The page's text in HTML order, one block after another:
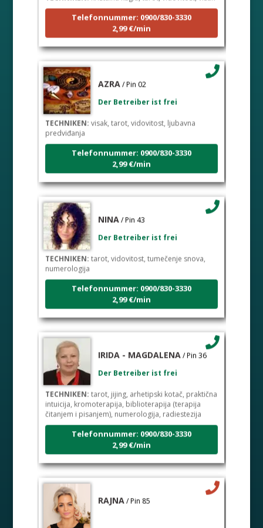
Telefonnummer: 0900/830-3330
2,99 €/min
AZRA / Pin 02
Der Betreiber ist frei
TECHNIKEN: visak, tarot, vidovitost, ljubavna
predviđanja
Telefonnummer: 0900/830-3330
2,99 €/min
NINA / Pin 43
Der Betreiber ist frei
TECHNIKEN: tarot, vidovitost, tumečenje snova,
numerologija
Telefonnummer: 0900/830-3330
2,99 €/min
IRIDA - MAGDALENA / Pin 36
Der Betreiber ist frei
TECHNIKEN: tarot, jijing, arhetipski kotač, praktična
intuicija, kromoterapija, biblioterapija (terapija
čitanjem i pisanjem), numerologija, radiestezija
Telefonnummer: 0900/830-3330
2,99 €/min
RAJNA / Pin 85